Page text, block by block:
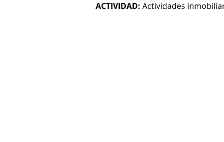
ACTIVIDAD: Actividades